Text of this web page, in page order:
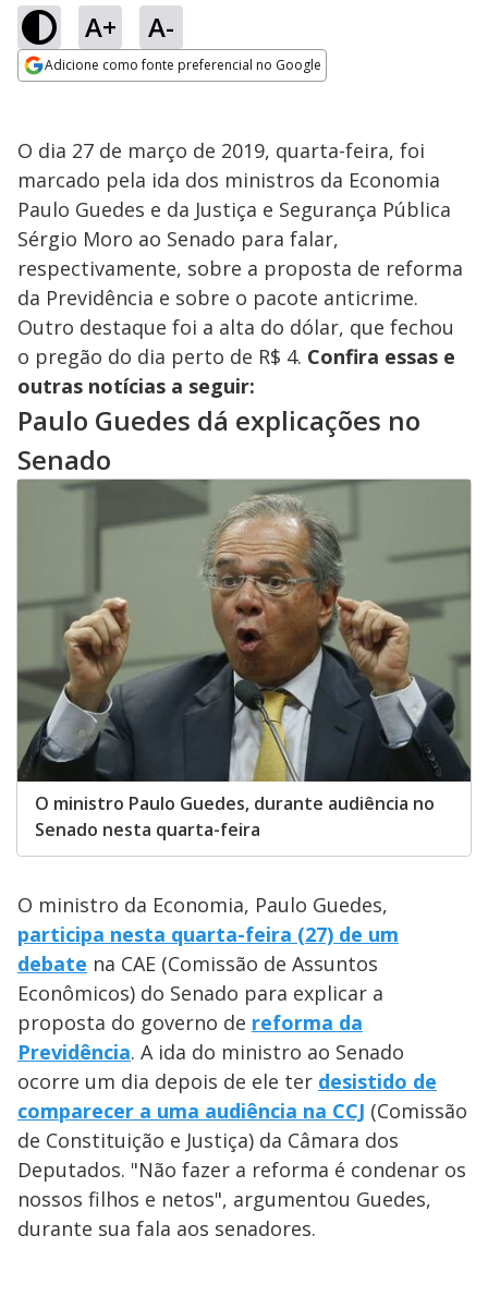
A+ A-
Adicione como fonte preferencial no Google
O dia 27 de março de 2019, quarta-feira, foi
marcado pela ida dos ministros da Economia
Paulo Guedes e da Justiça e Segurança Pública
Sérgio Moro ao Senado para falar,
respectivamente, sobre a proposta de reforma
da Previdência e sobre o pacote anticrime.
Outro destaque foi a alta do dólar, que fechou
o pregão do dia perto de R$ 4. Confira essas e
outras notícias a seguir:
Paulo Guedes dá explicações no
Senado
O ministro Paulo Guedes, durante audiência no
Senado nesta quarta-feira
O ministro da Economia, Paulo Guedes,
participa nesta quarta-feira (27) de um
debate na CAE (Comissão de Assuntos
Econômicos) do Senado para explicar a
proposta do governo de reforma da
Previdência. A ida do ministro ao Senado
ocorre um dia depois de ele ter desistido de
comparecer a uma audiência na CCJ (Comissão
de Constituição e Justiça) da Câmara dos
Deputados. "Não fazer a reforma é condenar os
nossos filhos e netos", argumentou Guedes,
durante sua fala aos senadores.